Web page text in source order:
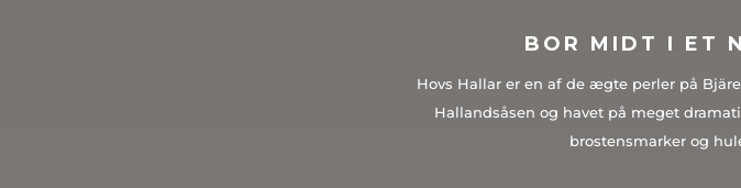
BOR MIDT I ET
Hovs Hallar er en af ​​de ægte perler på
Hallandsåsen og havet på meget
brostensmarker og